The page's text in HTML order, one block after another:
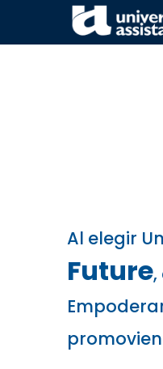
Transforming the
Al elegir
Future,